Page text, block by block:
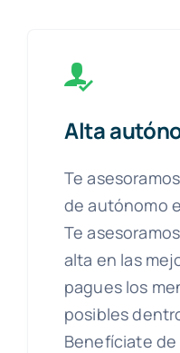
Alta
Te
de autónomo
Te
alta en las
pagues los
posibles
Benefíciate